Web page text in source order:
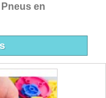
en